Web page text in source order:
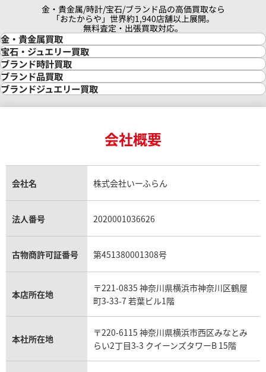
イマー IW354805
格
IWC アクアタイマー
参考買取価格
309,000円
金・貴金属/時計/宝石/ブランド品の高価買取なら
「おたからや」世界約1,940店舗以上展開。
無料査定・出張買取対応。
金・貴金属買取
金買取
金の相場価格情報
金の参考買取価格一覧
インゴット買取
インゴットの相場価格情報
24金買取
金貨買取
貴金属買取
銀・シルバー買取
パラジウム買取
宝石・ジュエリー買取
宝石・ジュエリー買取
ダイヤモンド買取
ダイヤモンド・宝石の参考価格一覧
リング・結婚指輪買取
エメラルド買取
トパーズ買取
タンザナイト買取
キャッツアイ買取
アクアマリン買取
ブランド時計買取
時計買取
ロレックス買取
ロレックス デイトナ買取
ロレックス サブマリーナー買取
ロレックス エクスプローラー買取
ロレックス デイトジャスト買取
パテック フィリップノーチラス買取
ヴァシュロン・コンスタンタン買取
オメガ買取
カルティエ買取
フランク ミュラー買取
リシャール・ミル買取
パネライ買取
チューダー（チュードル）買取
ブランド品買取
ブランド買取
シャネル マトラッセ買取
セリーヌ買取
プラダ買取
ブランドジュエリー買取
ヴァンクリーフ＆アーペル買取
ショーメ買取
ダミアーニ買取
モーブッサン買取
会社概要
会社名 株式会社いーふらん
法人番号 2020001036626
古物商許可証番号 第451380001308号
本店所在地
〒221-0835 神奈川県横浜市神奈川区鶴屋
町3-33-7 若葉ビル1階
本社所在地
〒220-6115 神奈川県横浜市西区みなとみ
らい2丁目3-3 クイーンズタワーB 15階